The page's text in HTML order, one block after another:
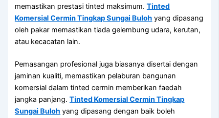
memastikan prestasi tinted maksimum.Tinted
Komersial Cermin Tingkap Sungai Buloh yang dipasang
oleh pakar memastikan tiada gelembung udara, kerutan,
atau kecacatan lain.
Pemasangan profesional juga biasanya disertai dengan
jaminan kualiti, memastikan pelaburan bangunan
komersial dalam tinted cermin memberikan faedah
jangka panjang.Tinted Komersial Cermin Tingkap
Sungai Buloh yang dipasang dengan baik boleh